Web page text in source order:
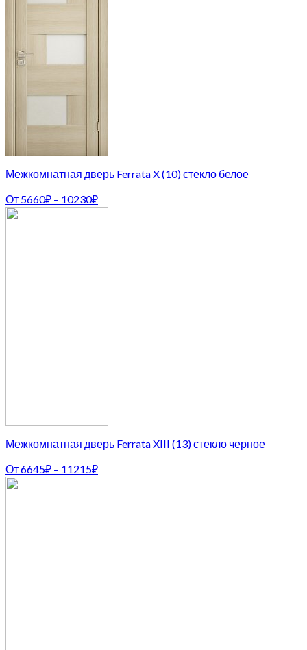
Межкомнатная дверь Ferrata X (10) стекло белое
От 5660₽ – 10230₽
Межкомнатная дверь Ferrata XIII (13) стекло черное
От6645₽ – 11215₽